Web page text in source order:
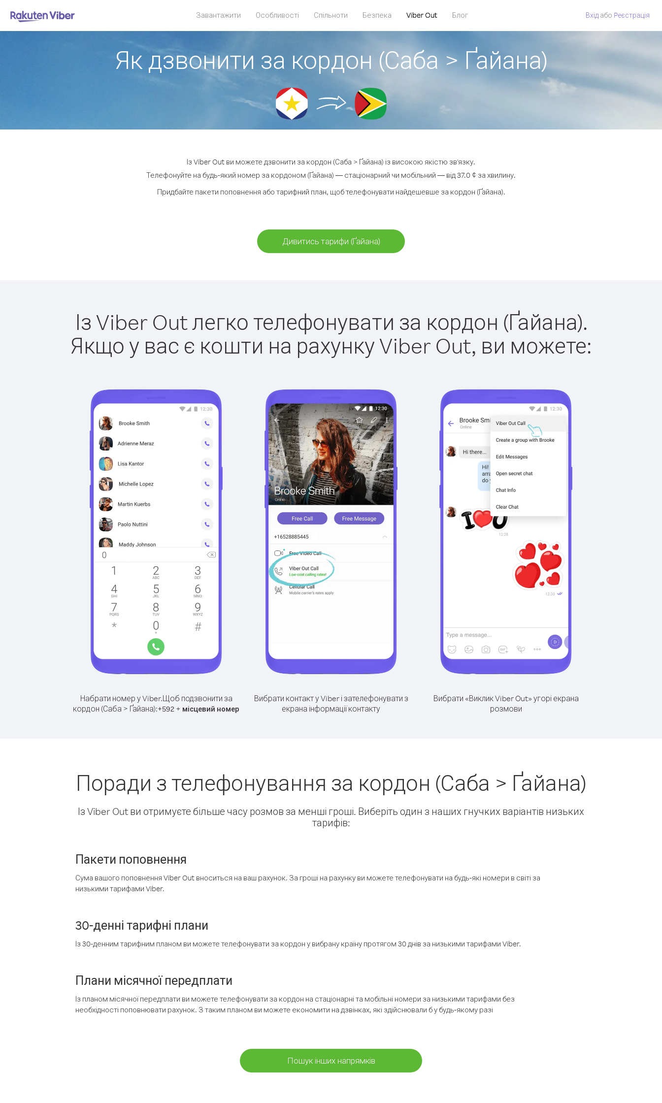
Завантажити Особливості Спільноти Безпека Viber Out Блог Вхід або Pеєстрація
Як дзвонити за кордон (Саба > Ґайана)
Із Viber Out ви можете дзвонити за кордон (Саба > Ґайана) із високою якістю зв'язку.
Телефонуйте на будь-який номер за кордоном (Ґайана) — стаціонарний чи мобільний — від 37.0 ¢ за хвилину.
Придбайте пакети поповнення або тарифний план, щоб телефонувати найдешевше за кордон (Ґайана).
Дивитись тарифи (Ґайана)
Із Viber Out легко телефонувати за кордон (Ґайана).
Якщо у вас є кошти на рахунку Viber Out, ви можете:
Набрати номер у Viber.Щоб подзвонити за
кордон (Саба > Ґайана):+592 + місцевий номер
Вибрати контакт у Viber і зателефонувати з
екрана інформації контакту
Вибрати «Виклик Viber Out» угорі екрана
розмови
Поради з телефонування за кордон (Саба > Ґайана)
Із Viber Out ви отримуєте більше часу розмов за менші гроші. Виберіть один з наших гнучких варіантів низьких
тарифів:
Пакети поповнення
Сума вашого поповнення Viber Out вноситься на ваш рахунок. За гроші на рахунку ви можете телефонувати на будь-які номери в світі за
низькими тарифами Viber.
30-денні тарифні плани
Із 30-денним тарифним планом ви можете телефонувати за кордон у вибрану країну протягом 30 днів за низькими тарифами Viber.
Плани місячної передплати
Із планом місячної передплати ви можете телефонувати за кордон на стаціонарні та мобільні номери за низькими тарифами без
необхідності поповнювати рахунок. З таким планом ви можете економити на дзвінках, які здійснювали б у будь-якому разі
Пошук інших напрямків